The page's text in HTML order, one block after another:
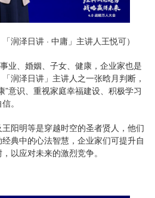
润泽日讲 · 中庸」主讲人王悦可）
业、婚姻、子女、健康，企业家也是
润泽日讲」主讲人之一张晗月判断，
”意识、重视家庭幸福建设、积极学习
。
阳明等是穿越时空的圣者贤人，他们
典中的心法智慧，企业家们可提升自
以应对未来的激烈竞争。